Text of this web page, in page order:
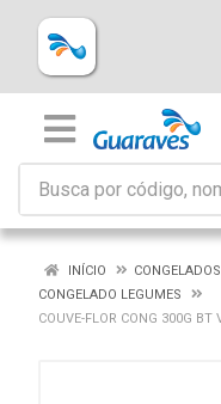
INÍCIO
CONGELADOS
CONGELADO LEGUMES
COUVE-FLOR CONG 300G BT